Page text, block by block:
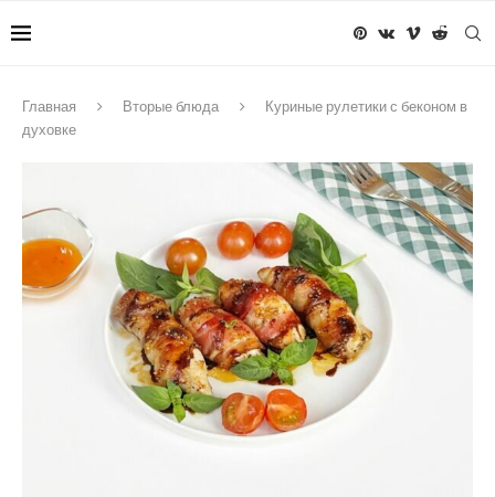
Главная Вторые блюда
Куриные рулетики с беконом в
духовке